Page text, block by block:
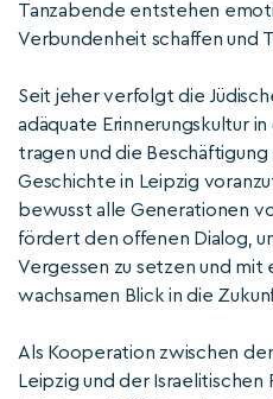
Tanzabende entstehen
Verbundenheit schaffen und
Seit jeher verfolgt die
adäquate Erinnerungskultur
tragen und die Beschäftigung
Geschichte in Leipzig
bewusst alle Generationen
fördert den offenen Dialog,
Vergessen zu setzen und mit
wachsamen Blick in die
Als Kooperation zwischen
Leipzig und der Israelitischen